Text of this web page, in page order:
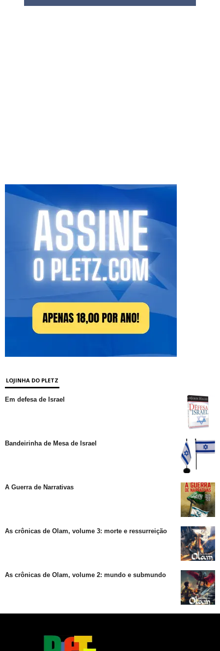
LOJINHA DO PLETZ
Em defesa de Israel
Bandeirinha de Mesa de Israel
A Guerra de Narrativas
As crônicas de Olam, volume 3: morte e ressurreição
As crônicas de Olam, volume 2: mundo e submundo